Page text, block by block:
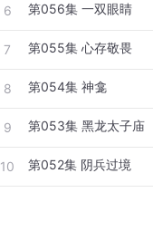
6 第056集 一双眼睛
7 第055集 心存敬畏
8 第054集 神龛
9 第053集 黑龙太子庙
10 第052集 阴兵过境